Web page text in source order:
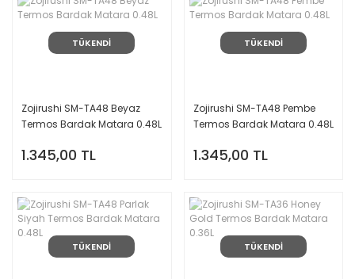
TÜKENDİ
Zojirushi SM-TA48 Beyaz
Termos Bardak Matara 0.48L
1.345,00 TL
TÜKENDİ
Zojirushi SM-TA48 Pembe
Termos Bardak Matara 0.48L
1.345,00 TL
TÜKENDİ TÜKENDİ